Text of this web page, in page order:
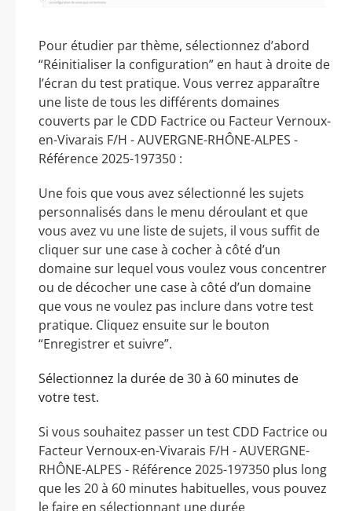
Pour étudier par thème, sélectionnez d’abord
“Réinitialiser la configuration” en haut à droite de
l’écran du test pratique. Vous verrez apparaître
une liste de tous les différents domaines
couverts par le CDD Factrice ou Facteur Vernoux-
en-Vivarais F/H - AUVERGNE-RHÔNE-ALPES -
Référence 2025-197350 :
Une fois que vous avez sélectionné les sujets
personnalisés dans le menu déroulant et que
vous avez vu une liste de sujets, il vous suffit de
cliquer sur une case à cocher à côté d’un
domaine sur lequel vous voulez vous concentrer
ou de décocher une case à côté d’un domaine
que vous ne voulez pas inclure dans votre test
pratique. Cliquez ensuite sur le bouton
“Enregistrer et suivre”.
Sélectionnez la durée de 30 à 60 minutes de
votre test.
Si vous souhaitez passer un test CDD Factrice ou
Facteur Vernoux-en-Vivarais F/H - AUVERGNE-
RHÔNE-ALPES - Référence 2025-197350 plus long
que les 20 à 60 minutes habituelles, vous pouvez
le faire en sélectionnant une durée